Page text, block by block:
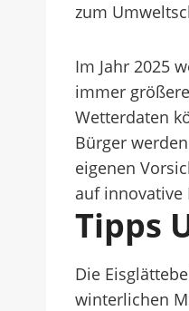
zum
Im Jahr 2025
immer
Wetterdaten
Bürger
eigenen
auf innovative
Tipps
Die
winterlichen